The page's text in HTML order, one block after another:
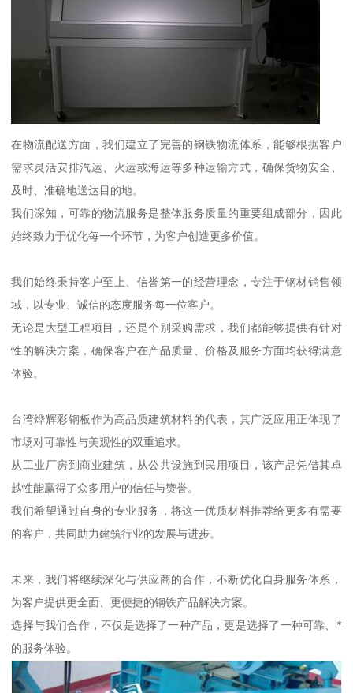
在物流配送方面，我们建立了完善的钢铁物流体系，能够根据客户
需求灵活安排汽运、火运或海运等多种运输方式，确保货物安全、
及时、准确地送达目的地。
我们深知，可靠的物流服务是整体服务质量的重要组成部分，因此
始终致力于优化每一个环节，为客户创造更多价值。
我们始终秉持客户至上、信誉第一的经营理念，专注于钢材销售领
域，以专业、诚信的态度服务每一位客户。
无论是大型工程项目，还是个别采购需求，我们都能够提供有针对
性的解决方案，确保客户在产品质量、价格及服务方面均获得满意
体验。
台湾烨辉彩钢板作为高品质建筑材料的代表，其广泛应用正体现了
市场对可靠性与美观性的双重追求。
从工业厂房到商业建筑，从公共设施到民用项目，该产品凭借其卓
越性能赢得了众多用户的信任与赞誉。
我们希望通过自身的专业服务，将这一优质材料推荐给更多有需要
的客户，共同助力建筑行业的发展与进步。
未来，我们将继续深化与供应商的合作，不断优化自身服务体系，
为客户提供更全面、更便捷的钢铁产品解决方案。
选择与我们合作，不仅是选择了一种产品，更是选择了一种可靠、*
的服务体验。